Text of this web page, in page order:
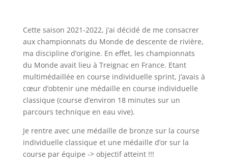
Cette saison 2021-2022, j’ai décidé de me consacrer
aux championnats du Monde de descente de rivière,
ma discipline d’origine. En effet, les championnats
du Monde avait lieu à Treignac en France. Etant
multimédaillée en course individuelle sprint, j’avais à
cœur d’obtenir une médaille en course individuelle
classique (course d’environ 18 minutes sur un
parcours technique en eau vive).
Je rentre avec une médaille de bronze sur la course
individuelle classique et une médaille d’or sur la
course par équipe -> objectif atteint !!!